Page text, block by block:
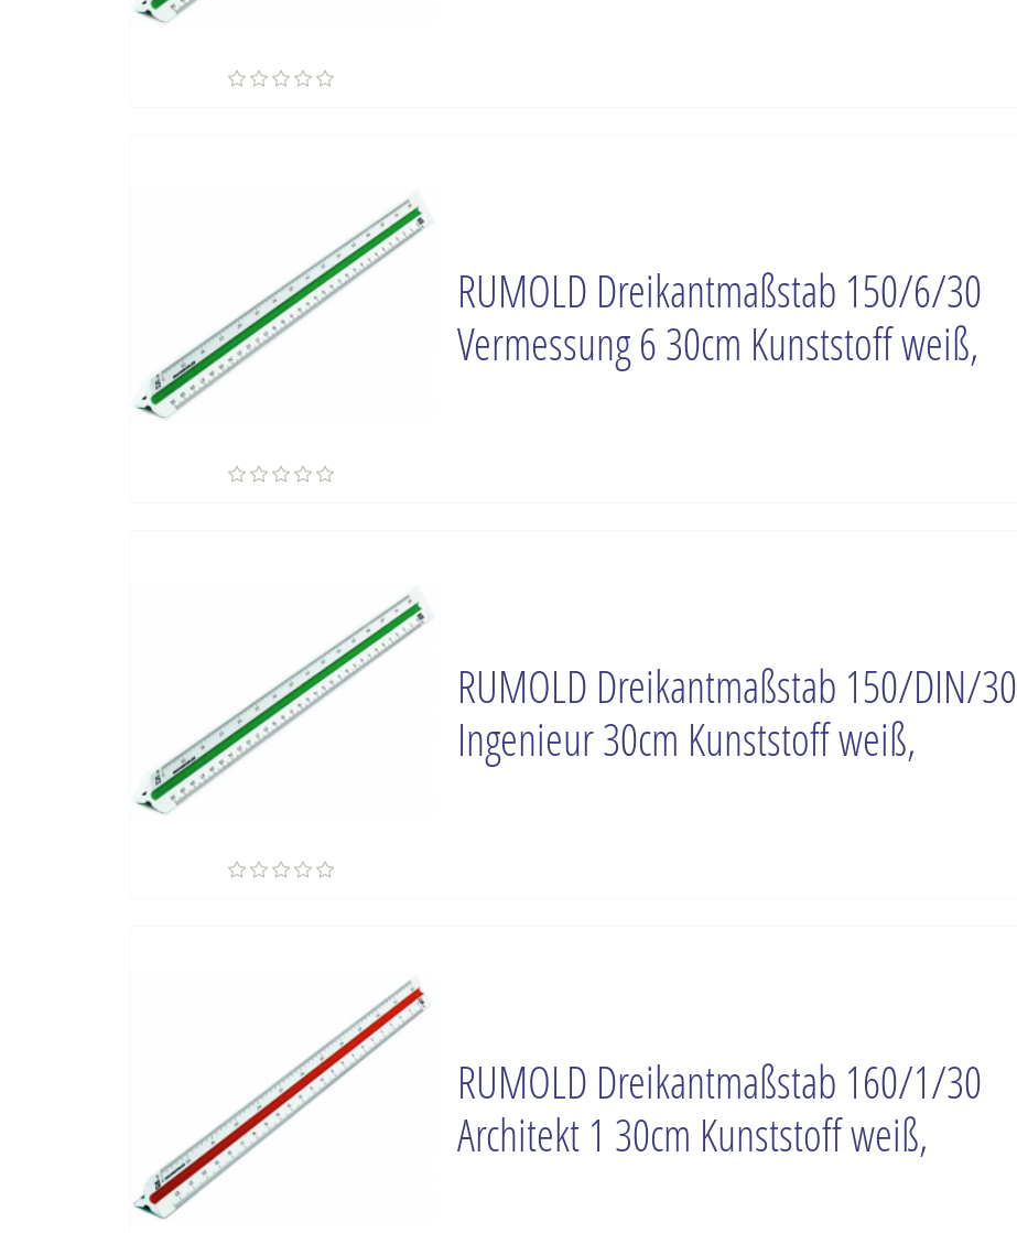
RUMOLD Dreikantmaßstab 150/6/30
Vermessung 6 30cm Kunststoff weiß,
RUMOLD Dreikantmaßstab 150/DIN/30
Ingenieur 30cm Kunststoff weiß,
RUMOLD Dreikantmaßstab 160/1/30
Architekt 1 30cm Kunststoff weiß,